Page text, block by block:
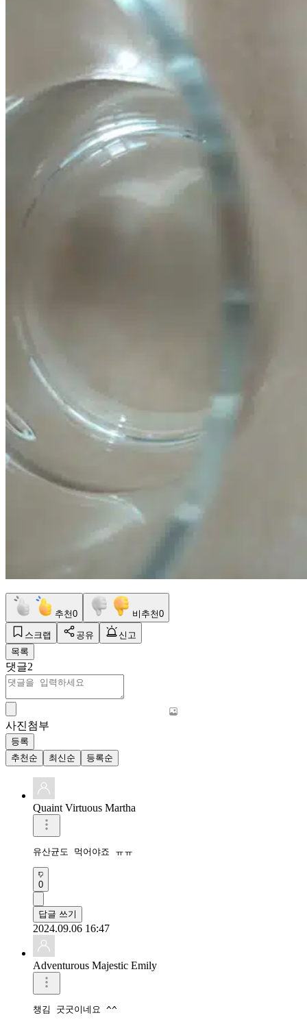
추천0 비추천0
스크랩 공유
신고
목록
댓글2
사진첨부
등록
추천순
최신순 등록순
Quaint Virtuous Martha
유산균도 먹어야죠 ㅠㅠ
0
답글 쓰기
2024.09.06 16:47
Adventurous Majestic Emily
챙김 굿굿이네요 ^^